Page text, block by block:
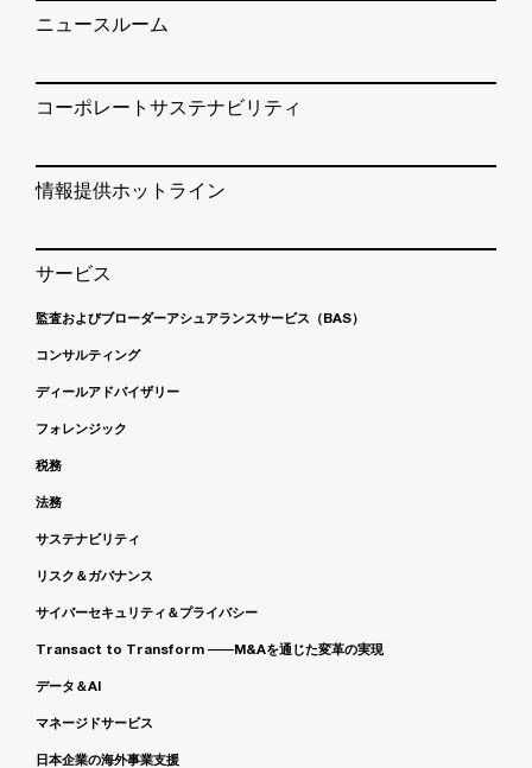
ニュースルーム
コーポレートサステナビリティ
情報提供ホットライン
サービス
監査およびブローダーアシュアランスサービス（BAS）
コンサルティング
ディールアドバイザリー
フォレンジック
税務
法務
サステナビリティ
リスク＆ガバナンス
サイバーセキュリティ＆プライバシー
Transact to Transform ――M&Aを通じた変革の実現
データ＆AI
マネージドサービス
日本企業の海外事業支援